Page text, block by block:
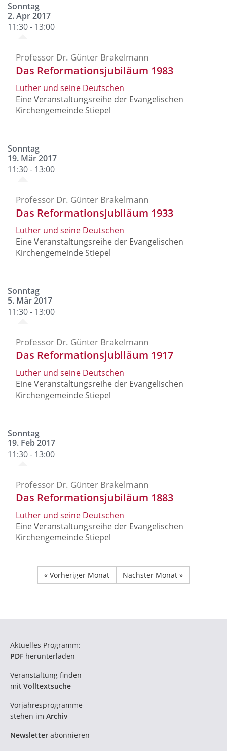
Sonntag
2. Apr 2017
11:30 - 13:00
Professor Dr. Günter Brakelmann
Das Reformationsjubiläum 1983
Luther und seine Deutschen
Eine Veranstaltungsreihe der Evangelischen
Kirchengemeinde Stiepel
Sonntag
19. Mär 2017
11:30 - 13:00
Professor Dr. Günter Brakelmann
Das Reformationsjubiläum 1933
Luther und seine Deutschen
Eine Veranstaltungsreihe der Evangelischen
Kirchengemeinde Stiepel
Sonntag
5. Mär 2017
11:30 - 13:00
Professor Dr. Günter Brakelmann
Das Reformationsjubiläum 1917
Luther und seine Deutschen
Eine Veranstaltungsreihe der Evangelischen
Kirchengemeinde Stiepel
Sonntag
19. Feb 2017
11:30 - 13:00
Professor Dr. Günter Brakelmann
Das Reformationsjubiläum 1883
Luther und seine Deutschen
Eine Veranstaltungsreihe der Evangelischen
Kirchengemeinde Stiepel
« Vorheriger Monat Nächster Monat »
Aktuelles Programm:
PDF herunterladen
Veranstaltung finden
mit Volltextsuche
Vorjahresprogramme
stehen im Archiv
Newsletter abonnieren